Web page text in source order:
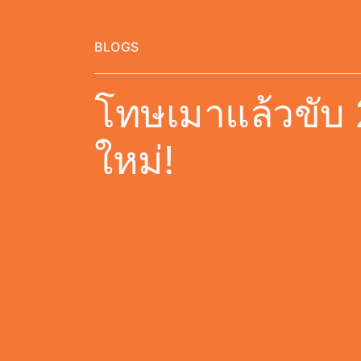
BLOGS
โทษเมาแล้วขับ
ใหม่!